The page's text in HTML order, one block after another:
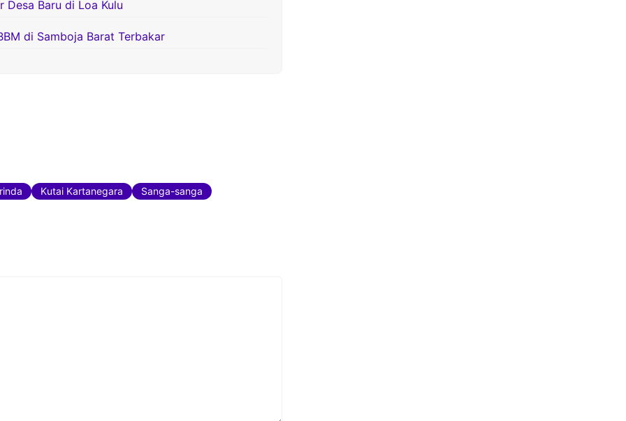
Desa Baru di Loa Kulu
di Samboja Barat Terbakar
Kutai Kartanegara
Sanga-sanga